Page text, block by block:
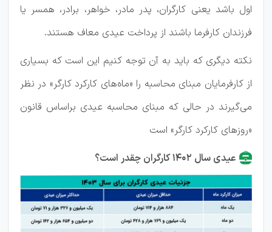
اول باشد یعنی کارگران، پدر مادر، خواهر، برادر، همسر یا
فرزندان کارفرما باشند از پرداخت عیدی معاف هستند.
نکته دیگری که باید به آن توجه کنیم این است که بسیاری
از کارفرمایان مبنای محاسبه را «ماه‌های کارکرد کارگر» در نظر
می‌گیرند در حالی که مبنای محاسبه عیدی براساس قانون
«روزهای کارکرد کارگر» است
عیدی سال ۱۴۰۲ کارگران چقدر است؟